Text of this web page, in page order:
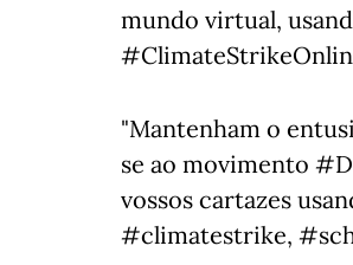
mundo virtual,
"Mantenham o
se ao movimento
vossos cartazes
#climatestrike,